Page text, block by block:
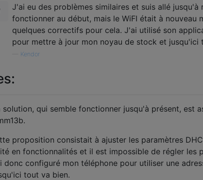
J'ai eu des problèmes similaires et suis allé
fonctionner au début, mais le WiFI était à nouveau
quelques correctifs pour cela. J'ai utilisé son
pour mettre à jour mon noyau de stock et jusqu'ici
Kendor
solution, qui semble fonctionner jusqu'à présent, est
proposition consistait à ajuster les paramètres
en fonctionnalités et il est impossible de régler les
donc configuré mon téléphone pour utiliser une
tout va bien.